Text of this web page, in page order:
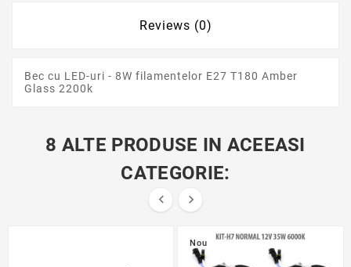
Reviews (0)
Bec cu LED-uri - 8W filamentelor E27 T180 Amber
Glass 2200k
8 ALTE PRODUSE IN ACEEASI
CATEGORIE:
 
Nou